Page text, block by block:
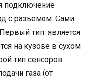
подключение
с разъемом. Сами
тип является
на кузове в сухом
тип сенсоров
газа (от